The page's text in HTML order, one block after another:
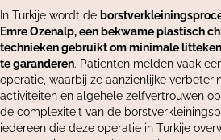
In Turkije wordt de
Emre Ozenalp, een bekwame plastisch
technieken gebruikt om minimale
te garanderen. Patiënten melden vaak
operatie, waarbij ze aanzienlijke
activiteiten en algehele zelfvertrouwen
de complexiteit van de
iedereen die deze operatie in Turkije